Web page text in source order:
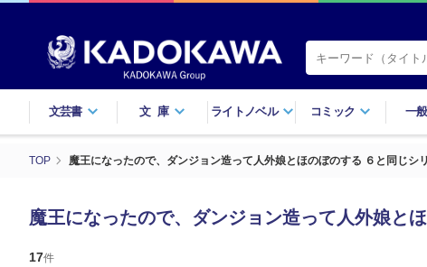
文芸書 文庫 ライトノベル コミック 一
TOP 魔王になったので、ダンジョン造って人外娘とほのぼのする ６と同じシ
魔王になったので、ダンジョン造って人外娘と
17件